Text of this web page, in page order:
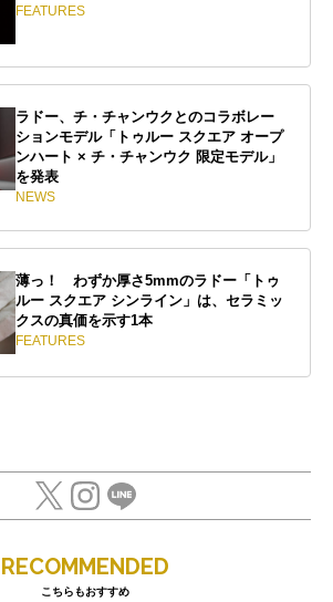
FEATURES
ラドー、チ・チャンウクとのコラボレー
ションモデル「トゥルー スクエア オープ
ンハート × チ・チャンウク 限定モデル」
を発表
NEWS
薄っ！ わずか厚さ5mmのラドー「トゥ
ルー スクエア シンライン」は、セラミッ
クスの真価を示す1本
FEATURES
RECOMMENDED
こちらもおすすめ